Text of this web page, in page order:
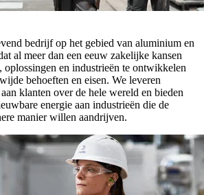
bedrijf op het gebied van aluminium en
al meer dan een eeuw zakelijke kansen
oplossingen en industrieën te ontwikkelen
behoeften en eisen. We leveren
klanten over de hele wereld en bieden
energie aan industrieën die de
manier willen aandrijven.